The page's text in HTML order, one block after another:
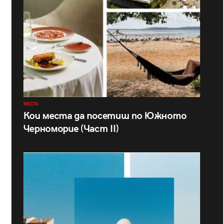
МЕСТА
Кои места да посетиш по Южното
Черноморие (Част II)